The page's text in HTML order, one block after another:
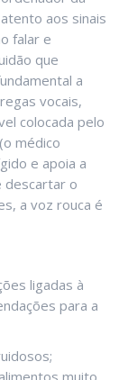
aos sinais
falar e
que
a
vocais,
colocada pelo
médico
e apoia a
descartar o
a voz rouca é
ligadas à
para a
muito